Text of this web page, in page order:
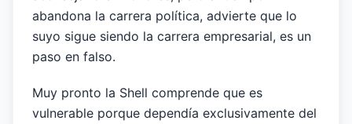
abandona la carrera política, advierte que lo
suyo sigue siendo la carrera empresarial, es un
paso en falso.
Muy pronto la Shell comprende que es
vulnerable porque dependía exclusivamente del